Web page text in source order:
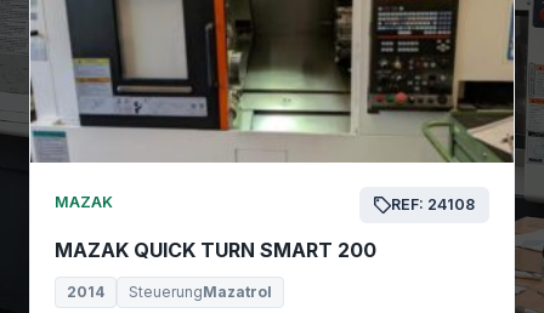
MAZAK REF: 24108
MAZAK QUICK TURN SMART 200
2014 SteuerungMazatrol